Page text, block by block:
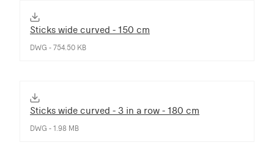
Sticks wide curved - 150 cm
DWG - 754.50 KB
Sticks wide curved - 3 in a row - 180 cm
DWG - 1.98 MB